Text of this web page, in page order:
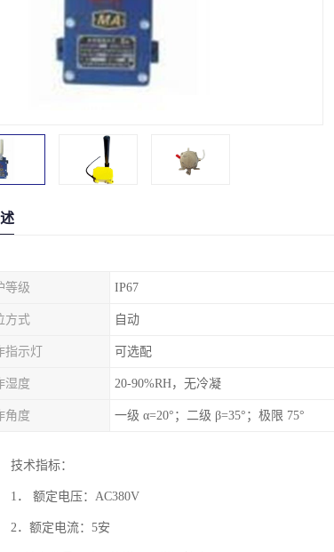
等级 IP67
方式 自动
指示灯 可选配
湿度 20-90%RH，无冷凝
角度 一级 α=20°；二级 β=35°；极限 75°
技术指标：
1． 额定电压：AC380V
2．额定电流：5安